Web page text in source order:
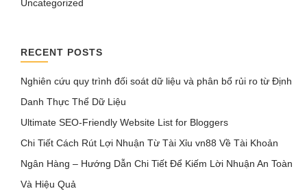
Uncategorized
RECENT POSTS
Nghiên cứu quy trình đối soát dữ liệu và phân bổ rủi ro từ Định
Danh Thực Thể Dữ Liệu
Ultimate SEO-Friendly Website List for Bloggers
Chi Tiết Cách Rút Lợi Nhuận Từ Tài Xỉu vn88 Về Tài Khoản
Ngân Hàng – Hướng Dẫn Chi Tiết Để Kiếm Lời Nhuận An Toàn
Và Hiệu Quả